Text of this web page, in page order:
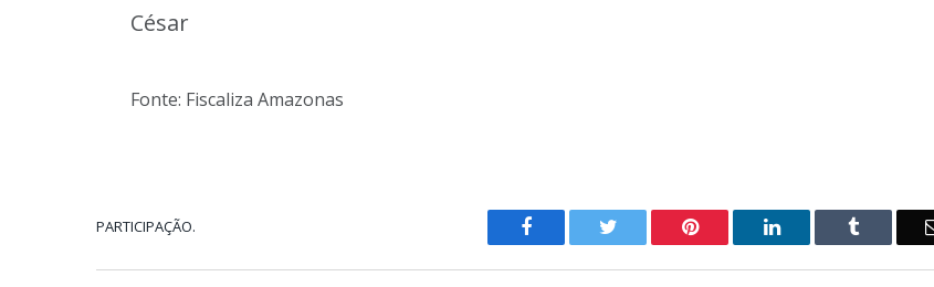
César
Fonte: Fiscaliza Amazonas
PARTICIPAÇÃO.
o
Twitter Pinterest LinkedIn Tumblr